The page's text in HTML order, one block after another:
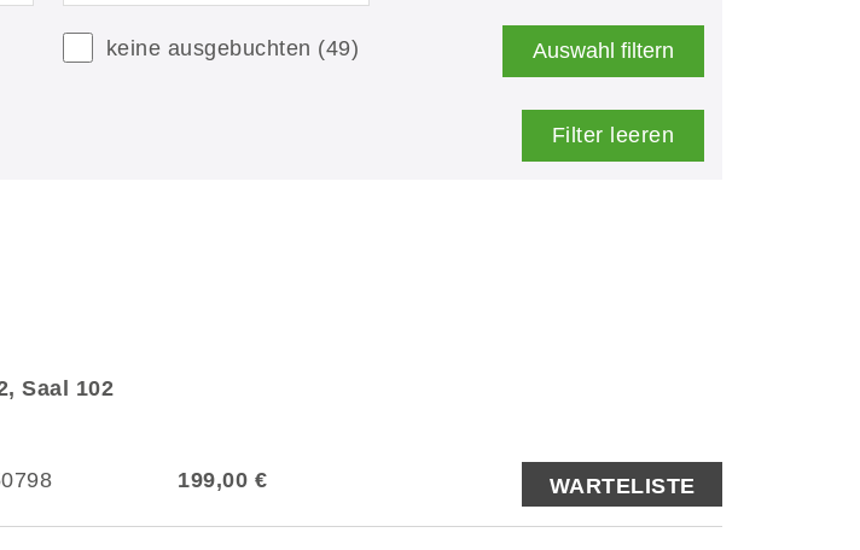
keine ausgebuchten (49) Auswahl filtern
Filter leeren
Saal 102
199,00 € WARTELISTE